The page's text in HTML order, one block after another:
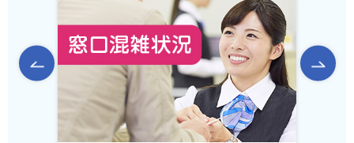
前のスライドを表示